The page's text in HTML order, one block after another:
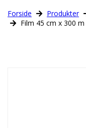
Forside Produkter
Film 45 cm x 300 m